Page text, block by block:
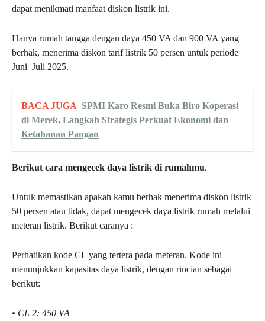
dapat menikmati manfaat diskon listrik ini.
Hanya rumah tangga dengan daya 450 VA dan 900 VA yang
berhak, menerima diskon tarif listrik 50 persen untuk periode
Juni–Juli 2025.
BACA JUGA SPMI Karo Resmi Buka Biro Koperasi
di Merek, Langkah Strategis Perkuat Ekonomi dan
Ketahanan Pangan
Berikut cara mengecek daya listrik di rumahmu.
Untuk memastikan apakah kamu berhak menerima diskon listrik
50 persen atau tidak, dapat mengecek daya listrik rumah melalui
meteran listrik. Berikut caranya :
Perhatikan kode CL yang tertera pada meteran. Kode ini
menunjukkan kapasitas daya listrik, dengan rincian sebagai
berikut:
• CL 2: 450 VA